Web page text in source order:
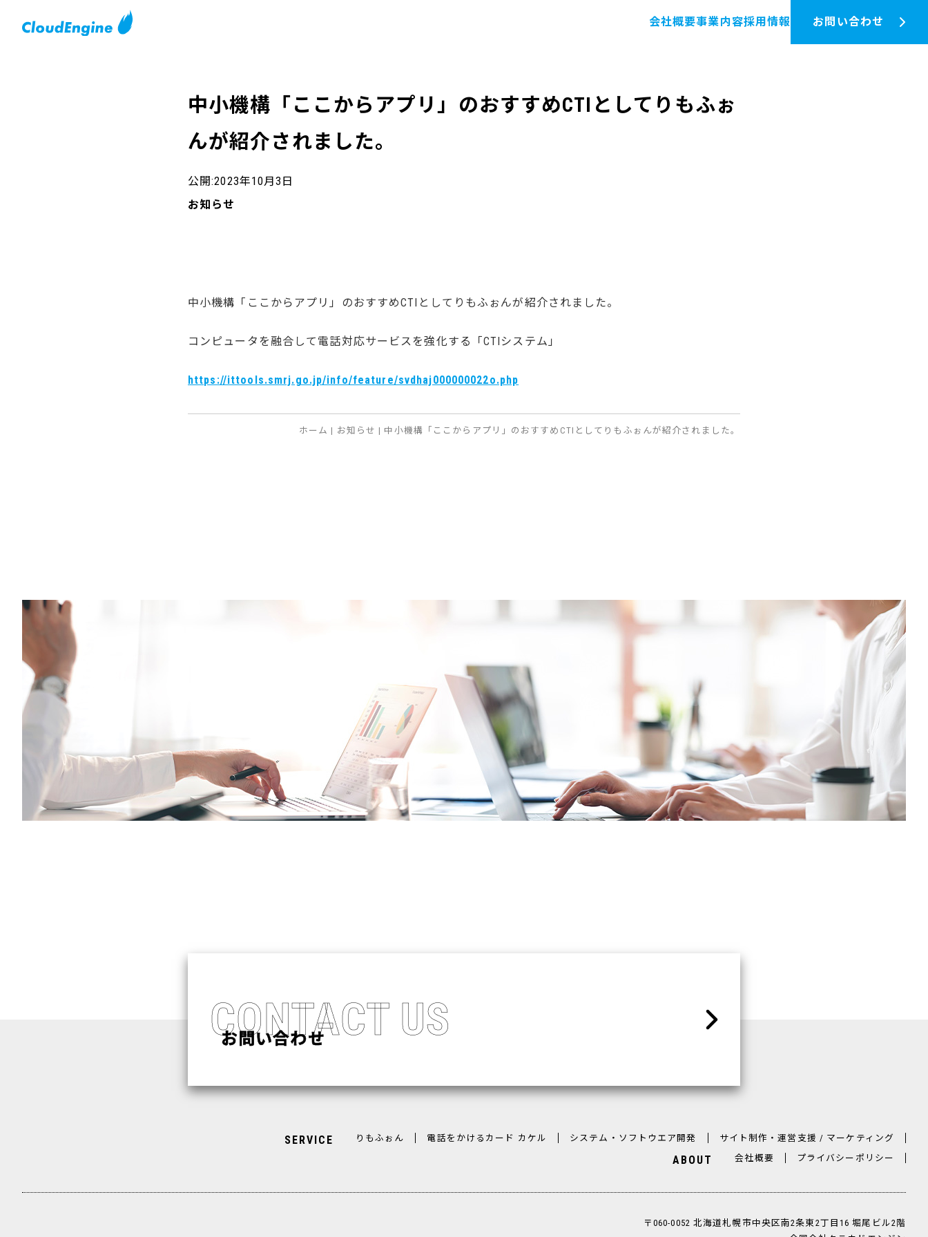
会社概要事業内容採用情報 お問い合わせ
中小機構「ここからアプリ」のおすすめCTIとしてりもふぉ
んが紹介されました。
公開:2023年10月3日
お知らせ
中小機構「ここからアプリ」のおすすめCTIとしてりもふぉんが紹介されました。
コンピュータを融合して電話対応サービスを強化する「CTIシステム」
https://ittools.smrj.go.jp/info/feature/svdhaj000000022o.php
ホーム | お知らせ | 中小機構「ここからアプリ」のおすすめCTIとしてりもふぉんが紹介されました。
CONTACT US
SERVICE りもふぉん 電話をかけるカード カケル システム・ソフトウエア開発 サイト制作・運営支援 / マーケティング
ABOUT 会社概要 プライバシーポリシー
〒060-0052 北海道札幌市中央区南2条東2丁目16 堀尾ビル2階